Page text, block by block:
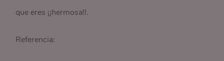
que eres ¡¡hermosa!!.
Referencia: